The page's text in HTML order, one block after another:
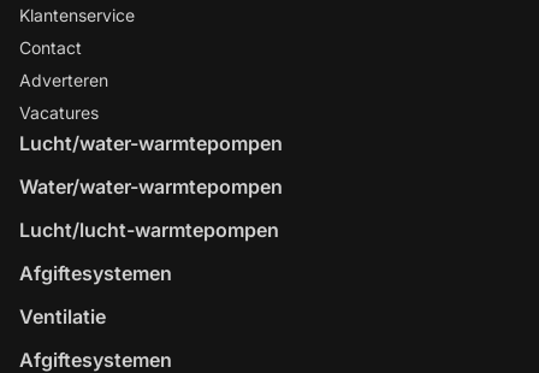
Klantenservice
Contact
Adverteren
Vacatures
Lucht/water-warmtepompen
Water/water-warmtepompen
Lucht/lucht-warmtepompen
Afgiftesystemen
Ventilatie
Afgiftesystemen